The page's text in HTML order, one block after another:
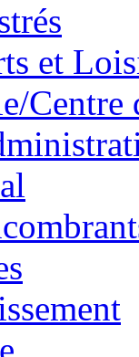
et
Centre